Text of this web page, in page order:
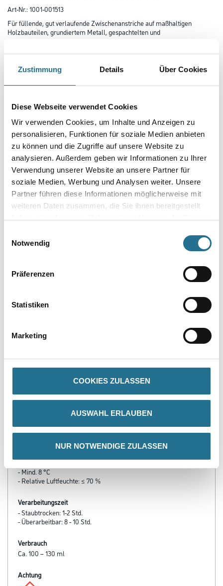
Zustimmung Details Über Cookies
Diese Webseite verwendet Cookies
Wir verwenden Cookies, um Inhalte und Anzeigen zu
personalisieren, Funktionen für soziale Medien anbieten
zu können und die Zugriffe auf unsere Website zu
analysieren. Außerdem geben wir Informationen zu Ihrer
Verwendung unserer Website an unsere Partner für
soziale Medien, Werbung und Analysen weiter. Unsere
Partner führen diese Informationen möglicherweise mit
weiteren Daten zusammen, die Sie ihnen bereitgestellt
Notwendig
Präferenzen
Statistiken
Marketing
COOKIES ZULASSEN
AUSWAHL ERLAUBEN
NUR NOTWENDIGE ZULASSEN
Art-Nr.:1001-001513
Für füllende, gut verlaufende Zwischen­anstriche auf maßhaltigen
Holzbauteilen, grundiertem Metall, gespachtelten und
Glanzgrad
Gebinde
Umrechnungsfaktoren
PRODUKTEIGENSCHAFTEN
- Hohe Deckkraft
- Gute Haftvermittlung
Verarbeitungstemp./Luftfeuchte
- Mind. 8 °C
- Relative Luftfeuchte: ≤ 70 %
Verarbeitungszeit
- Staubtrocken: 1-2 Std.
- Überarbeitbar: 8 - 10 Std.
Verbrauch
Ca. 100 – 130 ml
Achtung